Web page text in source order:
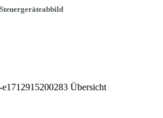
Steuergeräteabbild